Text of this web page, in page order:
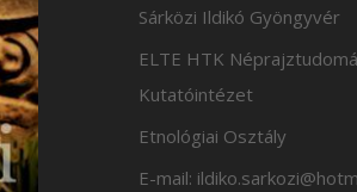
Sárközi Ildikó Gyöngyvér
ELTE HTK
Kutatóintézet
Etnológiai Osztály
E-mail: